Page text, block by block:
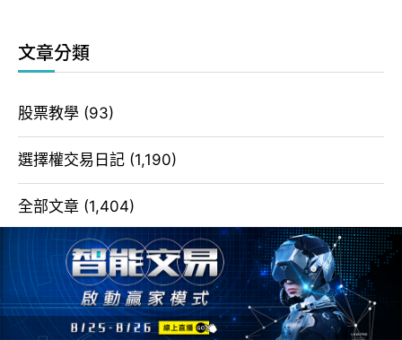
文章分類
股票教學 (93)
選擇權交易日記 (1,190)
全部文章 (1,404)
選擇權教學(21)
選擇權策略(2)